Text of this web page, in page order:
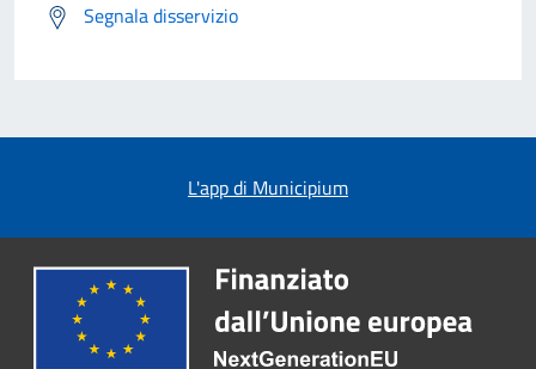
Segnala disservizio
L'app di Municipium